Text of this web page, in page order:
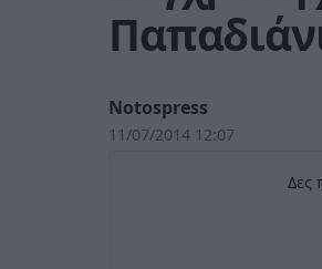
Notospress
11/07/2014 12:07
Δες